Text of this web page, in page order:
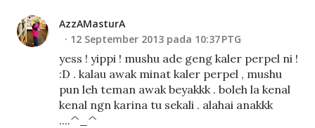
AzzAMasturA
12 September 2013 pada 10:37 PTG
yess ! yippi ! mushu ade geng kaler perpel ni !
:D . kalau awak minat kaler perpel , mushu
pun leh teman awak beyakkk . boleh la kenal
kenal ngn karina tu sekali . alahai anakkk
....^_^